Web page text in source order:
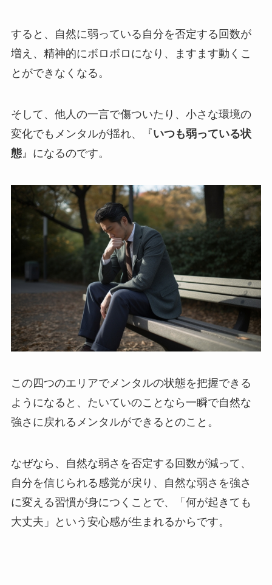
すると、自然に弱っている自分を否定する回数が
増え、精神的にボロボロになり、ますます動くこ
とができなくなる。
そして、他人の一言で傷ついたり、小さな環境の
変化でもメンタルが揺れ、『いつも弱っている状
態』になるのです。
この四つのエリアでメンタルの状態を把握できる
ようになると、たいていのことなら一瞬で自然な
強さに戻れるメンタルができるとのこと。
なぜなら、自然な弱さを否定する回数が減って、
自分を信じられる感覚が戻り、
自然な弱さを強さ
に変える習慣が身につくことで、「何が起きても
大丈夫」という安心感が生まれるからです。